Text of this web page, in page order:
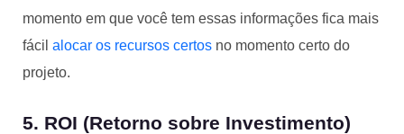
momento em que você tem essas informações fica mais
fácil alocar os recursos certos no momento certo do
projeto.
5. ROI (Retorno sobre Investimento)